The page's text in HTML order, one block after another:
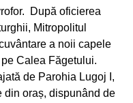
După oficierea
Mitropolitul
a noii capele
Calea Făgetului.
de Parohia Lugoj I,
din oraș, dispunând de